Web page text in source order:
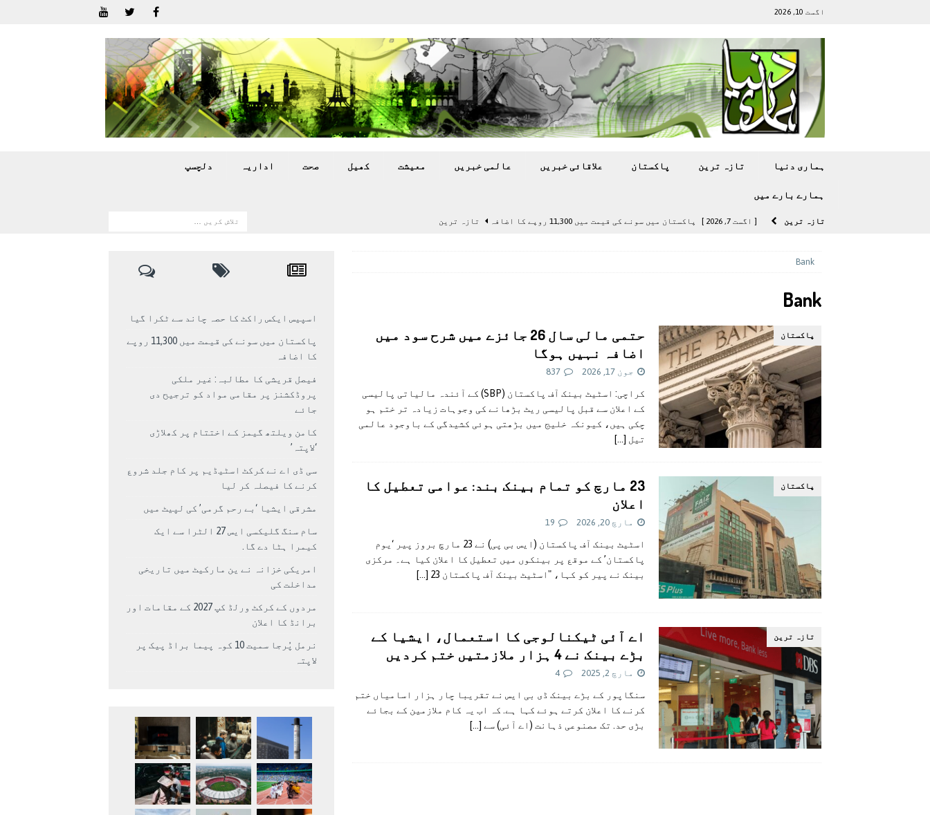
اگست 10, 2026
ہماری دنیا تازہ ترين پاکستان علاقائی خبريں عالمی خبريں معيشت کھيل صحت اداريہ دلچسپ
ہمارے بارے ميں
تازہ ترين [ اگست 7, 2026 ] پاکستان میں سونے کی قیمت میں 11,300 روپے کا اضافہ تازہ ترين
[ اگست 7, 2026 ] اسپیس ایکس راکٹ کا حصہ چاند سے ٹکرا گیا تازہ ترين
Bank
Bank
پاکستان
حتمی مالی سال 26 جائزے میں شرح سود میں
اضافہ نہیں ہوگا
جون 17, 2026 837
کراچی: اسٹیٹ بینک آف پاکستان (SBP) کے آئندہ مالیاتی پالیسی
کے اعلان سے قبل پالیسی ریٹ بڑھانے کی وجوہات زیادہ تر ختم ہو
چکی ہیں، کیونکہ خلیج میں بڑھتی ہوئی کشیدگی کے باوجود عالمی
تیل […]
پاکستان
23 مارچ کو تمام بینک بند: عوامی تعطیل کا
اعلان
مارچ 20, 2026 19
اسٹیٹ بینک آف پاکستان (ایس بی پی) نے 23 مارچ بروز پیر ‘یوم
پاکستان’ کے موقع پر بینکوں میں تعطیل کا اعلان کیا ہے۔ مرکزی
بینک نے پیر کو کہا، "اسٹیٹ بینک آف پاکستان 23
[…]
تازہ ترين
اے آئی ٹیکنالوجی کا استعمال، ایشیا کے
بڑے بینک نے 4 ہزار ملازمتیں ختم کردیں
مارچ 2, 2025 4
سنگاپور کے بڑے بینک ڈی بی ایس نے تقریبا چار ہزار اسامیاں ختم
کرنے کا اعلان کرتے ہوئے کہا ہے. کہ اب یہ کام ملازمین کے بجائے
بڑی حد. تک مصنوعی ذہانت (اے آئی) سے […]
اسپیس ایکس راکٹ کا حصہ چاند سے ٹکرا گیا
پاکستان میں سونے کی قیمت میں 11,300 روپے
کا اضافہ
فیصل قریشی کا مطالبہ: غیر ملکی
پروڈکشنز پر مقامی مواد کو ترجیح دی
جائے
کامن ویلتھ گیمز کے اختتام پر کھلاڑی
‘لاپتہ’
سی ڈی اے نے کرکٹ اسٹیڈیم پر کام جلد شروع
کرنے کا فیصلہ کر لیا
مشرقی ایشیا ‘بے رحم گرمی’ کی لپیٹ میں
سام سنگ گلیکسی ایس 27 الٹرا سے ایک
کیمرا ہٹا دے گا.
امریکی خزانہ نے ین مارکیٹ میں تاریخی
مداخلت کی
مردوں کے کرکٹ ورلڈ کپ 2027 کے مقامات اور
برانڈ کا اعلان
نرمل پُرجا سمیت 10 کوہ پیما براڈ پیک پر
لاپتہ